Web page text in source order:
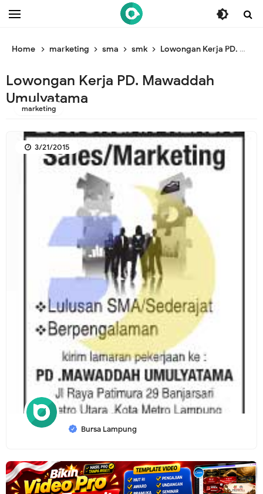
/* ganti br end */
Home marketing sma smk Lowongan Kerja PD. Mawaddah Umulyatama
Lowongan Kerja PD. Mawaddah
Umulyatama
marketing
Bursa Lampung
3/21/2015